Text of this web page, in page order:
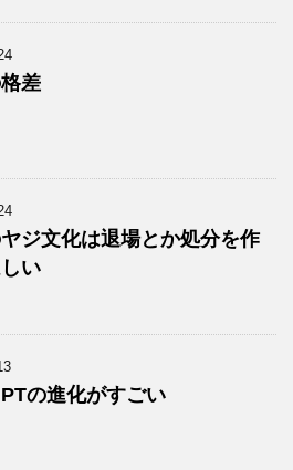
差
ジ文化は退場とか処分を作
い
の進化がすごい